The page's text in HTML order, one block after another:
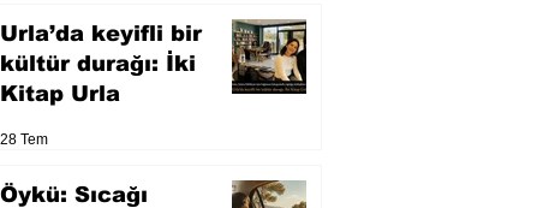
Urla’da keyifli bir
kültür durağı: İki
Kitap Urla
28 Tem
Öykü: Sıcağı